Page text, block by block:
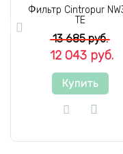
Фильтр Cintropur
TE
13 685 руб.
12 043 руб.
Купить